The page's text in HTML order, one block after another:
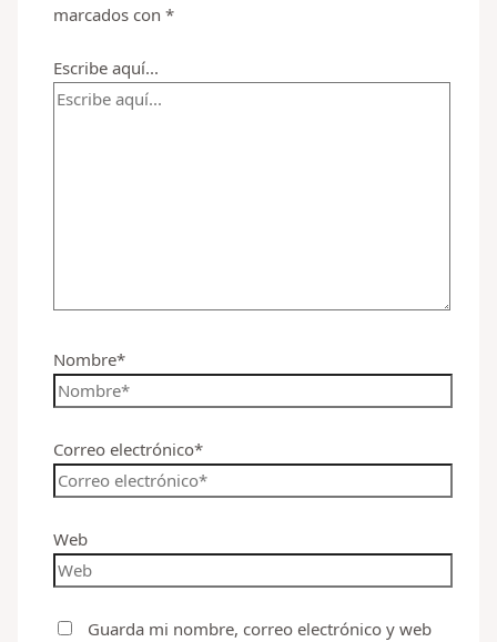
marcados con*
Escribe aquí...
Nombre*
Correo electrónico*
Web
Guarda mi nombre, correo electrónico y web